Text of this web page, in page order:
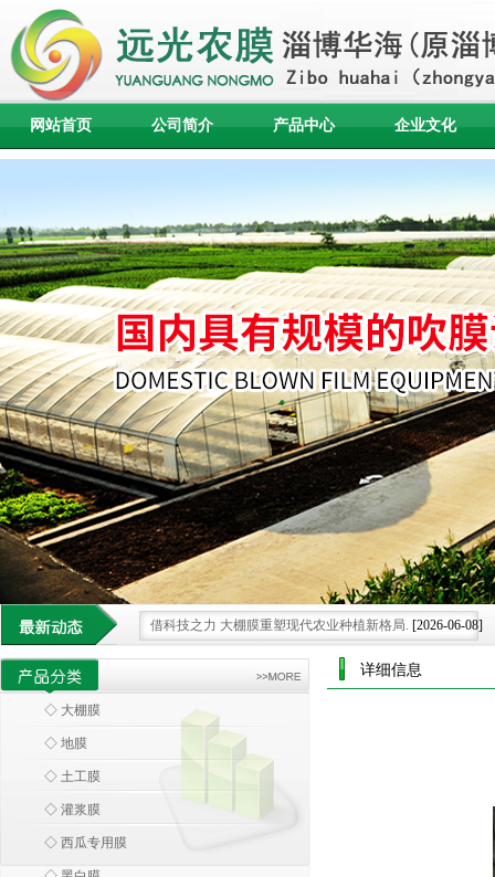
网站首页 公司简介 产品中心 企业文化
借科技之力 大棚膜重塑现代农业种植新格局. [2026-06-08]
大棚膜 科技浪潮中农业设施的智慧蜕变
环保大棚膜 引领农业走向绿色可持续新未来.[2026-07-25]
大棚膜 绿色革命下的农业可持续发展膜范
科技领航 大棚膜为农业发展注入创新膜力
◇ 大棚膜
◇ 地膜
◇ 土工膜
◇ 灌浆膜
◇ 西瓜专用膜
详细信息